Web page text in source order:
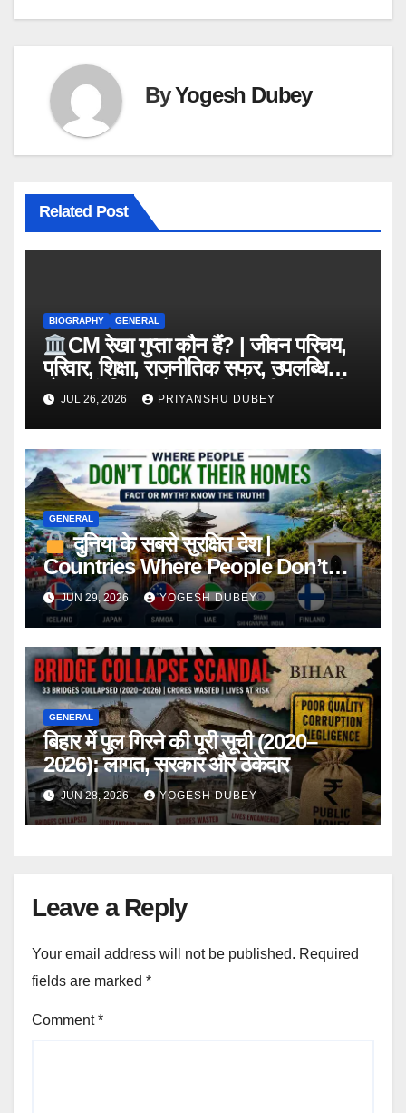
ByYogesh Dubey
Related Post
BIOGRAPHY GENERAL
CM रेखा गुप्ता कौन हैं? | जीवन परिचय,
परिवार, शिक्षा, राजनीतिक सफर, उपलब्धियां,
योजनाएं, विवाद और 2026 की पूरी जानकारी
JUL 26, 2026 PRIYANSHU DUBEY
GENERAL
दुनिया के सबसे सुरक्षित देश |
Countries Where People Don’t
Lock Their Homes
JUN 29, 2026 YOGESH DUBEY
GENERAL
बिहार में पुल गिरने की पूरी सूची (2020–
2026): लागत, सरकार और ठेकेदार
JUN 28, 2026 YOGESH DUBEY
Leave a Reply
Your email address will not be published. Required
fields are marked *
Comment*